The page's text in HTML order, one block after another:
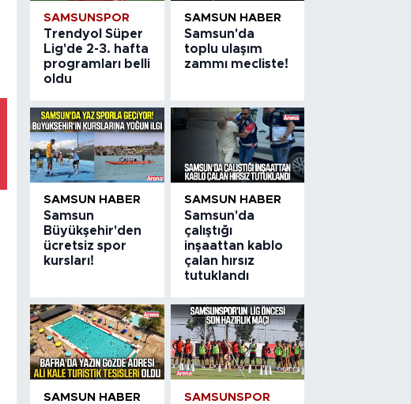
SAMSUNSPOR
Trendyol Süper
Lig'de 2-3. hafta
programları belli
oldu
SAMSUN HABER
Samsun'da
toplu ulaşım
zammı mecliste!
SAMSUN HABER
Samsun
Büyükşehir'den
ücretsiz spor
kursları!
SAMSUN HABER
Samsun'da
çalıştığı
inşaattan kablo
çalan hırsız
tutuklandı
SAMSUN HABER SAMSUNSPOR